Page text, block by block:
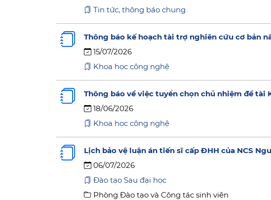
Tin tức, thông báo chung
Thông báo kế hoạch tài trợ nghiên cứu cơ bản
15/07/2026
Khoa học công nghệ
Thông báo về việc tuyển chọn chủ nhiệm đề tài
18/06/2026
Khoa học công nghệ
Lịch bảo vệ luận án tiến sĩ cấp ĐHH của NCS
06/07/2026
Đào tạo Sau đại học
Phòng Đào tạo và Công tác sinh viên